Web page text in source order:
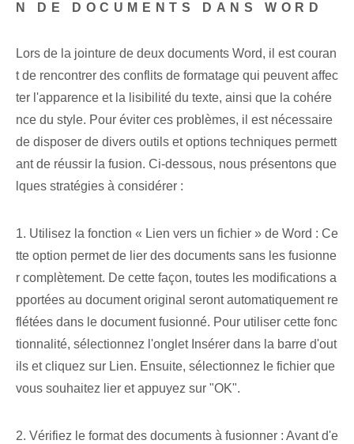
N DE DOCUMENTS DANS WORD
Lors de la jointure de deux documents Word, il est couran
t de rencontrer des conflits de formatage qui peuvent affec
ter l'apparence et la lisibilité du texte, ainsi que la cohére
nce du style. Pour éviter ces problèmes, il est nécessaire
de disposer de divers outils et options techniques permett
ant de réussir la fusion. Ci-dessous, nous présentons que
lques stratégies à considérer :
1. Utilisez la fonction « Lien vers un fichier » de Word : Ce
tte option permet de lier des documents sans les fusionne
r complètement. De cette façon, toutes les modifications a
pportées au document original seront automatiquement re
flétées dans le ⁤document‍ fusionné. Pour utiliser cette fonc
tionnalité, sélectionnez l'onglet Insérer dans la barre d'out
ils et cliquez sur Lien. Ensuite, sélectionnez le fichier que
vous souhaitez lier et appuyez sur "OK".
2. Vérifiez le format des documents à fusionner : Avant d'e